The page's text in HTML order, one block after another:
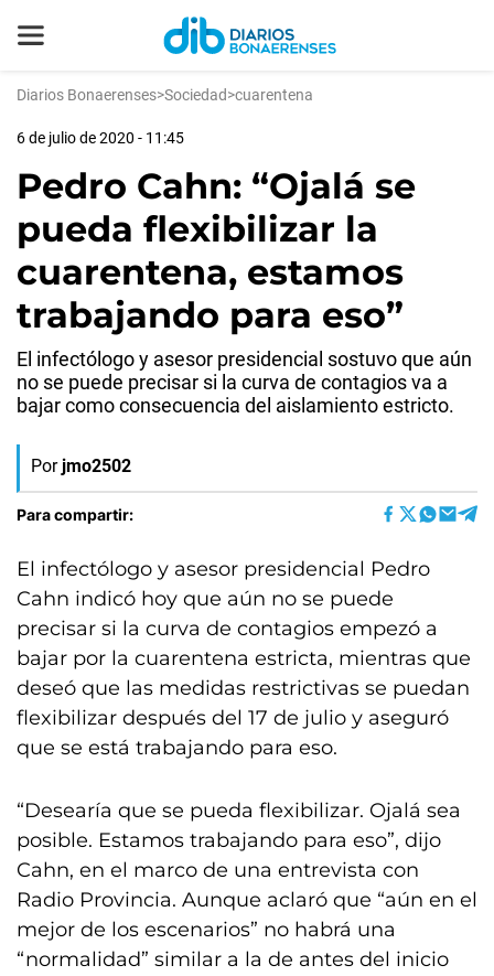
Diarios Bonaerenses>Sociedad>cuarentena
6 de julio de 2020 - 11:45
Pedro Cahn: “Ojalá se
pueda flexibilizar la
cuarentena, estamos
trabajando para eso”
El infectólogo y asesor presidencial sostuvo que aún
no se puede precisar si la curva de contagios va a
bajar como consecuencia del aislamiento estricto.
Por jmo2502
Para compartir:
El infectólogo y asesor presidencial Pedro
Cahn indicó hoy que aún no se puede
precisar si la curva de contagios empezó a
bajar por la cuarentena estricta, mientras que
deseó que las medidas restrictivas se puedan
flexibilizar después del 17 de julio y aseguró
que se está trabajando para eso.
“Desearía que se pueda flexibilizar. Ojalá sea
posible. Estamos trabajando para eso”, dijo
Cahn, en el marco de una entrevista con
Radio Provincia. Aunque aclaró que “aún en el
mejor de los escenarios” no habrá una
“normalidad” similar a la de antes del inicio